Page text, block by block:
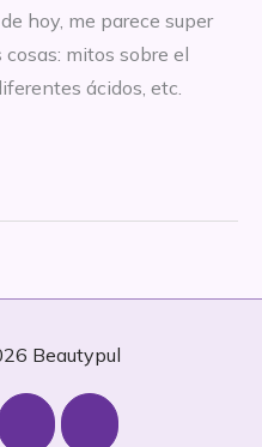
hoy, me parece super
mitos sobre el
ácidos, etc.
Beautypul